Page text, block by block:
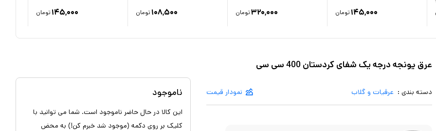
۱۴۵,۰۰۰ تومان ۳۲۰,۰۰۰تومان ۱۰۸,۵۰۰ تومان ۱۴۵,۰۰۰ تومان
عرق یونجه درجه یک شفای کردستان 400 سی سی
دسته بندی : عرقیات و گلاب نمودار قیمت ناموجود
این کالا در حال حاضر ناموجود است. شما می توانید با
کلیک بر روی دکمه (موجود شد خبرم کن!) به محض